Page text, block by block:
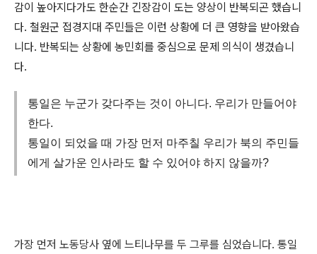
감이 높아지다가도 한순간 긴장감이 도는 양상이 반복되곤 했습니
다. 철원군 접경지대 주민들은 이런 상황에 더 큰 영향을 받아왔습
니다. 반복되는 상황에 농민회를 중심으로 문제 의식이 생겼습니
다.
통일은 누군가 갖다주는 것이 아니다. 우리가 만들어야
한다.
통일이 되었을 때 가장 먼저 마주칠 우리가 북의 주민들
에게 살가운 인사라도 할 수 있어야 하지 않을까?
가장 먼저 노동당사 옆에 느티나무를 두 그루를 심었습니다. 통일